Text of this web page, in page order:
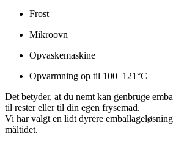
Frost
Mikroovn
Opvaskemaskine
Opvarmning op til 100–121°C
Det betyder, at du nemt kan genbruge
til rester eller til din egen frysemad.
Vi har valgt en lidt dyrere
måltidet.